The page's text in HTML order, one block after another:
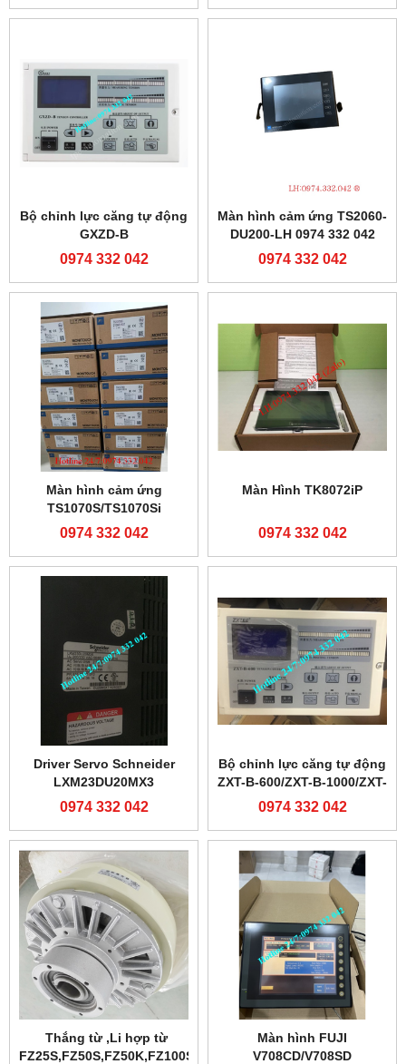
Bộ chỉnh lực căng tự động
GXZD-B
0974 332 042
Màn hình cảm ứng TS2060-
DU200-LH 0974 332 042
0974 332 042
Màn hình cảm ứng
TS1070S/TS1070Si
0974 332 042
Màn Hình TK8072iP
0974 332 042
Driver Servo Schneider
LXM23DU20MX3
0974 332 042
Bộ chỉnh lực căng tự động
ZXT-B-600/ZXT-B-1000/ZXT-
C-600/ZXT-C-1000
0974 332 042
Thắng từ ,Li hợp từ
FZ25S,FZ50S,FZ50K,FZ100S
Màn hình FUJI
V708CD/V708SD